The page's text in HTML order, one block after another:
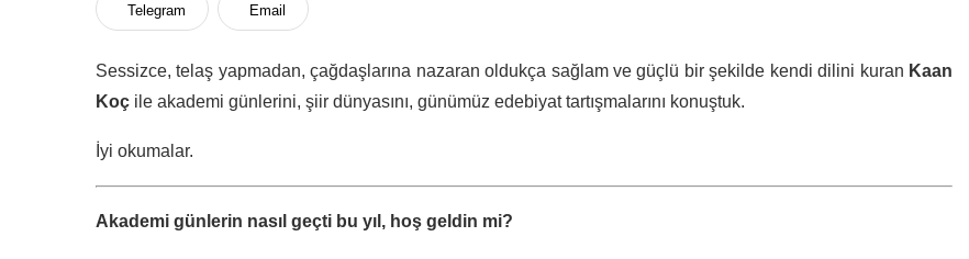
Telegram Email
Sessizce, telaş yapmadan, çağdaşlarına nazaran oldukça sağlam ve güçlü bir şekilde kendi dilini kuran Kaan
Koç ile akademi günlerini, şiir dünyasını, günümüz edebiyat tartışmalarını konuştuk.
İyi okumalar.
Akademi günlerin nasıl geçti bu yıl, hoş geldin mi?